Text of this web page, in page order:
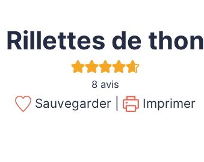
Rillettes de thon
8 avis
Sauvegarder | Imprimer